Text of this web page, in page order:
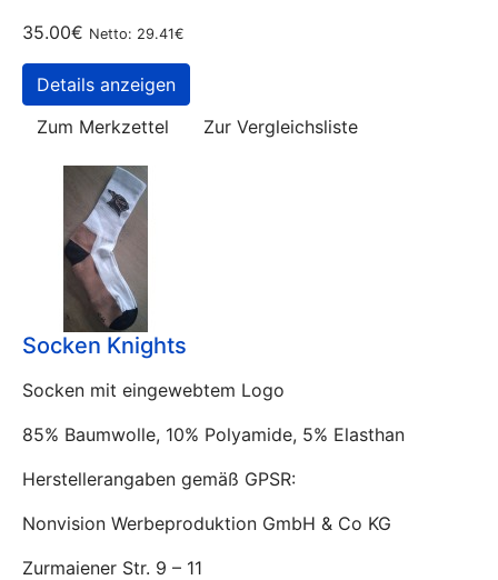
35.00€ Netto: 29.41€
Details anzeigen
Zum Merkzettel
Zur Vergleichsliste
Socken Knights
Socken mit eingewebtem Logo
85% Baumwolle, 10% Polyamide, 5% Elasthan
Herstellerangaben gemäß GPSR:
Nonvision Werbeproduktion GmbH & Co KG
Zurmaiener Str. 9 – 11